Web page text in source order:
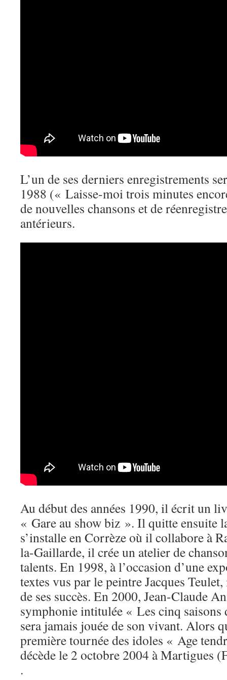
L’un de ses derniers enregistrements
1988 (« Laisse-moi trois minutes
de nouvelles chansons et de
antérieurs.
Au début des années 1990, il écrit un
« Gare au show biz ». Il quitte ensuite
s’installe en Corrèze où il collabore à
la-Gaillarde, il crée un atelier de
talents. En 1998, à l’occasion d’une
textes vus par le peintre Jacques
de ses succès. En 2000, Jean-Claude
symphonie intitulée « Les cinq
sera jamais jouée de son vivant. Alors
première tournée des idoles « Age
décède le 2 octobre 2004 à Martigues
.